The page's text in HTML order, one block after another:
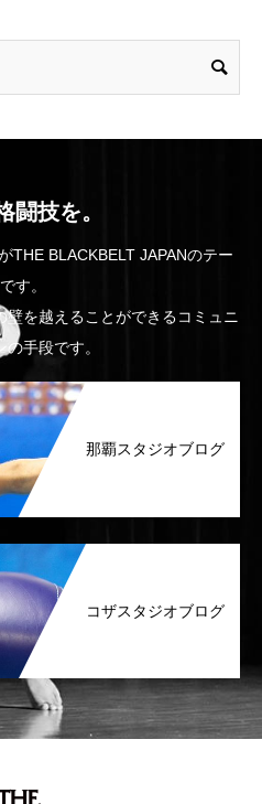
闘技を。
THE BLACKBELT JAPANのテー
す。
を越えることができるコミュニ
手段です。
那覇スタジオブログ
コザスタジオブログ